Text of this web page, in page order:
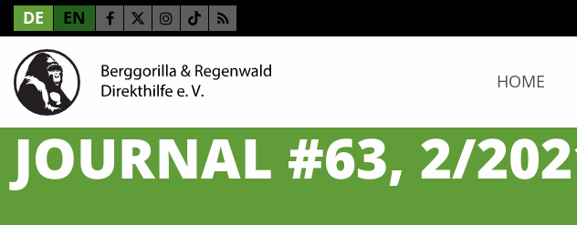
DE EN
HOME
JOURNAL #63, 2/